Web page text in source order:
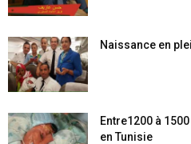
Naissance en
Entre1200 à
en Tunisie